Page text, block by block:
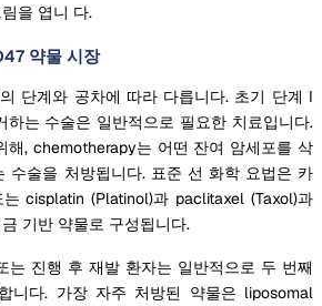
을 엽니 다.
약물 시장
단계와 공차에 따라 다릅니다. 초기 단계 I
하는 수술은 일반적으로 필요한 치료입니다.
해, chemotherapy는 어떤 잔여 암세포를 삭
수술을 처방됩니다. 표준 선 화학 요법은 카
는 cisplatin (Platinol)과 paclitaxel (Taxol)과
기반 약물로 구성됩니다.
는 진행 후 재발 환자는 일반적으로 두 번째
니다. 가장 자주 처방된 약물은 liposomal